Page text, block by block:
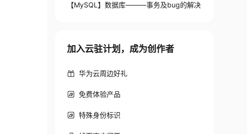
【MySQL】数据库———事务及bug的解决
加入云驻计划，成为创作者
华为云周边好礼
免费体验产品
特殊身份标识